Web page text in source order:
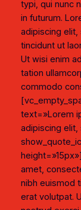
typi, qui nunc
in futurum.
adipiscing elit,
tincidunt ut
Ut wisi enim
tation
commodo
text=»Lorem
adipiscing elit,
amet,
nibh euismod
erat volutpat.